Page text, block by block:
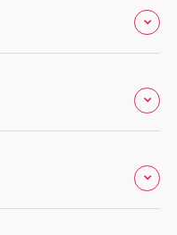
ベース川口元郷
松
センター
地下（うめちか）
クイズ福岡もも